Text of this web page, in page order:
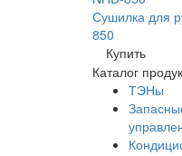
Сушилка для
850
Купить
Каталог
ТЭНы